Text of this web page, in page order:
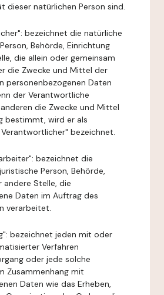
dieser natürlichen Person sind.
bezeichnet die natürliche
Behörde, Einrichtung
die allein oder gemeinsam
die Zwecke und Mittel der
personenbezogenen Daten
der Verantwortliche
die Zwecke und Mittel
bestimmt, wird er als
bezeichnet.
bezeichnet die
Person, Behörde,
andere Stelle, die
Daten im Auftrag des
verarbeitet.
bezeichnet jeden mit oder
Verfahren
oder jede solche
Zusammenhang mit
Daten wie das Erheben,